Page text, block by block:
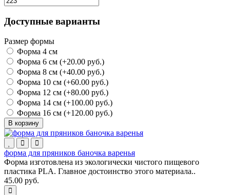
Доступные варианты
Размер формы
Форма 4 см
Форма 6 см (+20.00 руб.)
Форма 8 см (+40.00 руб.)
Форма 10 см (+60.00 руб.)
Форма 12 см (+80.00 руб.)
Форма 14 см (+100.00 руб.)
Форма 16 см (+120.00 руб.)
В корзину
форма для пряников баночка варенья
Форма изготовлена из экологически чистого пищевого
пластика PLA. Главное достоинство этого материала..
45.00 руб.